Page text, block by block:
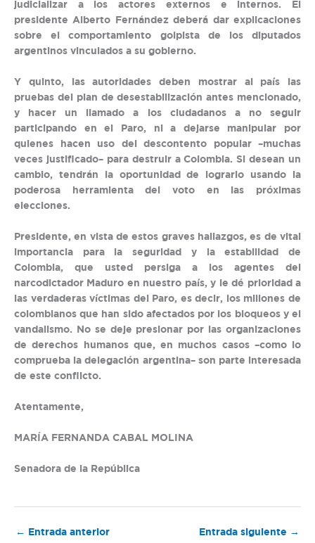
judicializar a los actores externos e internos. El
presidente Alberto Fernández deberá dar explicaciones
sobre el comportamiento golpista de los diputados
argentinos vinculados a su gobierno.
Y quinto, las autoridades deben mostrar al país las
pruebas del plan de desestabilización antes mencionado,
y hacer un llamado a los ciudadanos a no seguir
participando en el Paro, ni a dejarse manipular por
quienes hacen uso del descontento popular –muchas
veces justificado– para destruir a Colombia. Si desean un
cambio, tendrán la oportunidad de lograrlo usando la
poderosa herramienta del voto en las próximas
elecciones.
Presidente, en vista de estos graves hallazgos, es de vital
importancia para la seguridad y la estabilidad de
Colombia, que usted persiga a los agentes del
narcodictador Maduro en nuestro país, y le dé prioridad a
las verdaderas víctimas del Paro, es decir, los millones de
colombianos que han sido afectados por los bloqueos y el
vandalismo. No se deje presionar por las organizaciones
de derechos humanos que, en muchos casos –como lo
comprueba la delegación argentina– son parte interesada
de este conflicto.
Atentamente,
MARÍA FERNANDA CABAL MOLINA
Senadora de la República
← Entrada anterior Entrada siguiente →